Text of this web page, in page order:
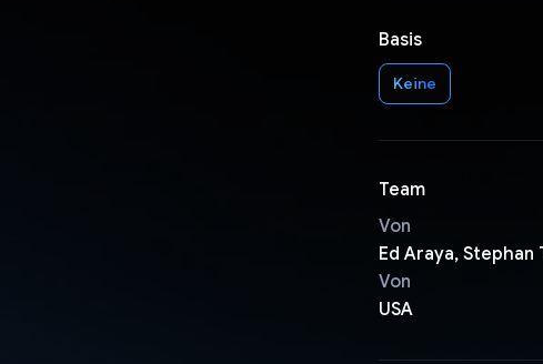
Basis
Keine
Team
Von
Ed Araya, Stephan
Von
USA